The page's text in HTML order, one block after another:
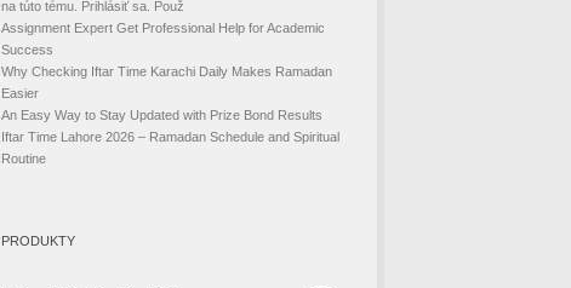
na túto tému. Prihlásiť sa. Použ
Assignment Expert Get Professional Help for Academic
Success
Why Checking Iftar Time Karachi Daily Makes Ramadan
Easier
An Easy Way to Stay Updated with Prize Bond Results
Iftar Time Lahore 2026 – Ramadan Schedule and Spiritual
Routine
PRODUKTY